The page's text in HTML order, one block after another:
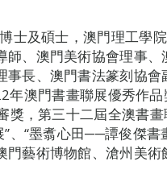
士及碩士，澳門理工學
、澳門美術協會理事、
長、澳門書法篆刻協會
澳門書畫聯展優秀作
獎，第三十二屆全澳書
“墨翥心田──譚俊傑書
藝術博物館、滄州美術